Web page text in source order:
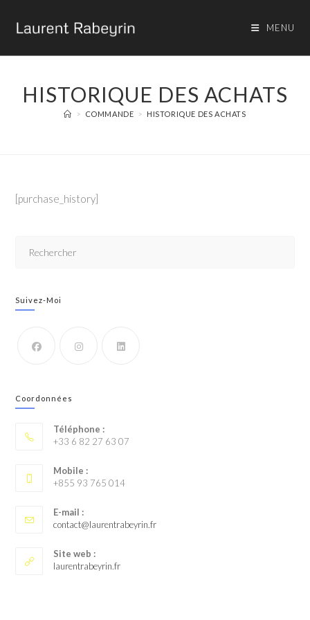
MENU
HISTORIQUE DES ACHATS
> COMMANDE > HISTORIQUE DES ACHATS
[purchase_history]
Suivez-Moi
Coordonnées
Téléphone :
+33 6 82 27 63 07
Mobile :
+855 93 765 014
E-mail :
contact@laurentrabeyrin.fr
Site web :
laurentrabeyrin.fr